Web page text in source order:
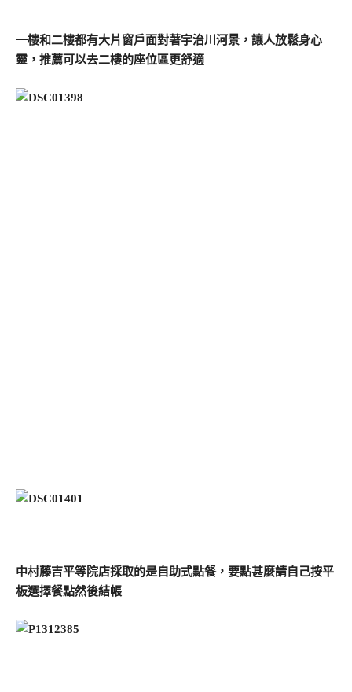
一樓和二樓都有大片窗戶面對著宇治川河景，讓人放鬆身心
靈，推薦可以去二樓的座位區更舒適
中村藤吉平等院店採取的是自助式點餐，要點甚麼請自己按平
板選擇餐點然後結帳